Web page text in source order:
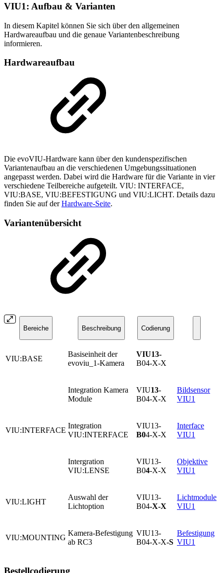
VIU1: Aufbau & Varianten
In diesem Kapitel können Sie sich über den allgemeinen
Hardwareaufbau und die genaue Variantenbeschreibung
informieren.
Hardwareaufbau
Die evoVIU-Hardware kann über den kundenspezifischen
Variantenaufbau an die verschiedenen Umgebungssituationen
angepasst werden. Dabei wird die Hardware für die Variante in vier
verschiedene Teilbereiche aufgeteilt. VIU: INTERFACE,
VIU:BASE, VIU:BEFESTIGUNG und VIU:LICHT. Details dazu
finden Sie auf derHardware-Seite.
Variantenübersicht
Bereiche Beschreibung Codierung
VIU:BASE
Basiseinheit der
evoviu_1-Kamera
VIU13-
B04-X-X
Integration Kamera
Module
VIU13-
B04-X-X
Bildsensor
VIU1
VIU:INTERFACE
Integration
VIU:INTERFACE
VIU13-
B04-X-X
Interface
VIU1
Intergration
VIU:LENSE
VIU13-
B04-X-X
Objektive
VIU1
VIU:LIGHT
Auswahl der
Lichtoption
VIU13-
B04-X-X
Lichtmodule
VIU1
VIU:MOUNTING
Kamera-Befestigung
ab RC3
VIU13-
B04-X-X-S
Befestigung
VIU1
Bestellcodierung